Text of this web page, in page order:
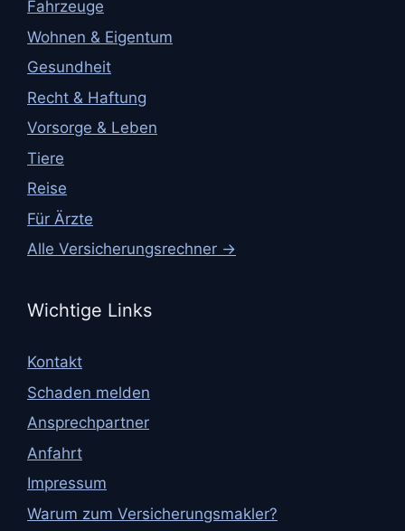
Fahrzeuge
Wohnen & Eigentum
Gesundheit
Recht & Haftung
Vorsorge & Leben
Tiere
Reise
Für Ärzte
Alle Versicherungsrechner →
Wichtige Links
Kontakt
Schaden melden
Ansprechpartner
Anfahrt
Impressum
Warum zum Versicherungsmakler?